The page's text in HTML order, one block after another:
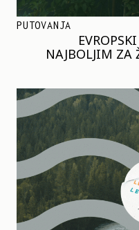
PUTOVANJA
NAJBOLJIM ZA